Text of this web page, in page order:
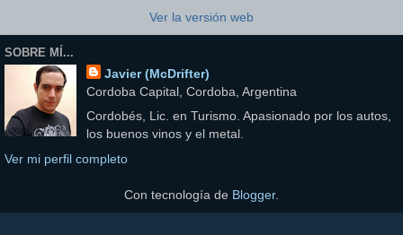
Ver la versión web
SOBRE MÍ...
Javier (McDrifter)
Cordoba Capital, Cordoba, Argentina
Cordobés, Lic. en Turismo. Apasionado por los autos,
los buenos vinos y el metal.
Ver mi perfil completo
Con tecnología de Blogger.